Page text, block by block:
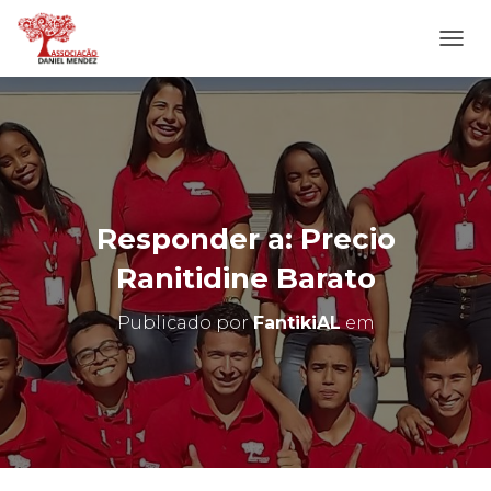
L
T
E
R
N
A
N
A
E
G
O
Responder a: Precio
Ranitidine Barato
Publicado porFantikiALem